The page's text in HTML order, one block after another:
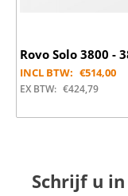
Rovo Solo 3800 -
INCL BTW: €514,00
EX BTW: €424,79
Schrijf u